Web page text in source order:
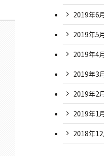
2019年6
2019年5
2019年4
2019年3
2019年2
2019年1
2018年12